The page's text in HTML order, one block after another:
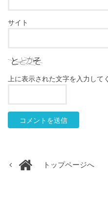
サイト
上に表示された文字を入力して
トップページへ